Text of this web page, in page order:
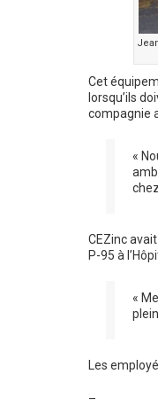
Cet
lorsqu’ils
compagnie
«
CEZinc
P-95 à
«
Les
–